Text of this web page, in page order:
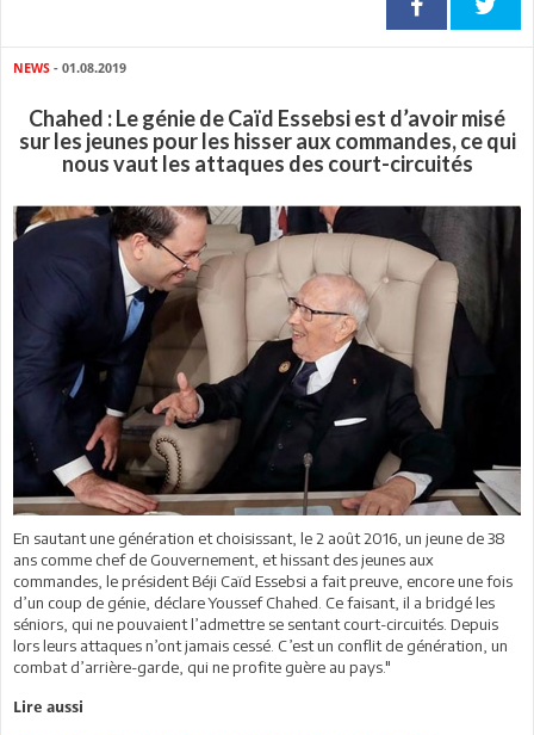
NEWS - 01.08.2019
Chahed : Le génie de Caïd Essebsi est d’avoir misé
sur les jeunes pour les hisser aux commandes, ce qui
nous vaut les attaques des court-circuités
En sautant une génération et choisissant, le 2 août 2016, un jeune de 38
ans comme chef de Gouvernement, et hissant des jeunes aux
commandes, le président Béji Caïd Essebsi a fait preuve, encore une fois
d’un coup de génie, déclare Youssef Chahed. Ce faisant, il a bridgé les
séniors, qui ne pouvaient l’admettre se sentant court-circuités. Depuis
lors leurs attaques n’ont jamais cessé. C’est un conflit de génération, un
combat d’arrière-garde, qui ne profite guère au pays."
Lire aussi